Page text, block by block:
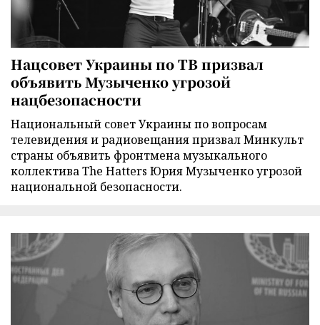
Нацсовет Украины по ТВ призвал
объявить Музыченко угрозой
нацбезопасности
Национальный совет Украины по вопросам
телевидения и радиовещания призвал Минкульт
страны объявить фронтмена музыкального
коллектива The Hatters Юрия Музыченко угрозой
национальной безопасности.